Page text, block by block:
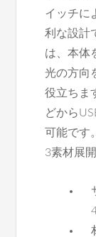
イッチに
利な設計
は、本体
光の方向
役立ちま
どから
可能です
3素材展